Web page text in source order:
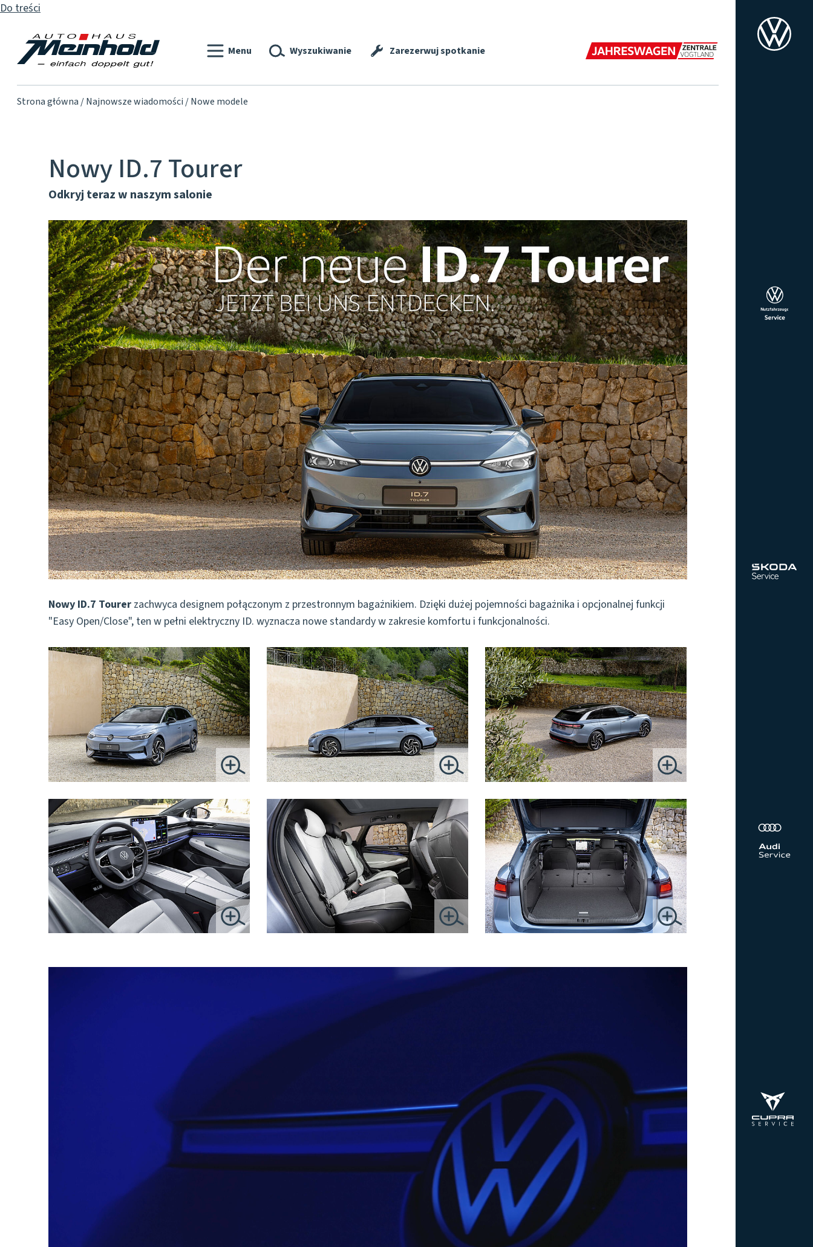
Do treści
Menu Wyszukiwanie Zarezerwuj spotkanie
Strona główna Najnowsze wiadomości Nowe modele
Nowy ID.7 Tourer
Odkryj teraz w naszym salonie
Nowy ID.7 Tourer zachwyca designem połączonym z przestronnym bagażnikiem. Dzięki dużej pojemności bagażnika i opcjonalnej funkcji
"Easy Open/Close", ten w pełni elektryczny ID. wyznacza nowe standardy w zakresie komfortu i funkcjonalności.